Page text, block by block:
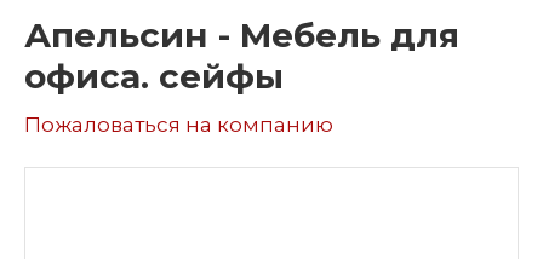
Апельсин - Мебель для
офиса. сейфы
Пожаловаться на компанию